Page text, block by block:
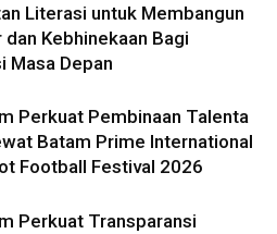
Literasi untuk Membangun
dan Kebhinekaan Bagi
Masa Depan
Perkuat Pembinaan Talenta
Batam Prime International
Football Festival 2026
Perkuat Transparansi